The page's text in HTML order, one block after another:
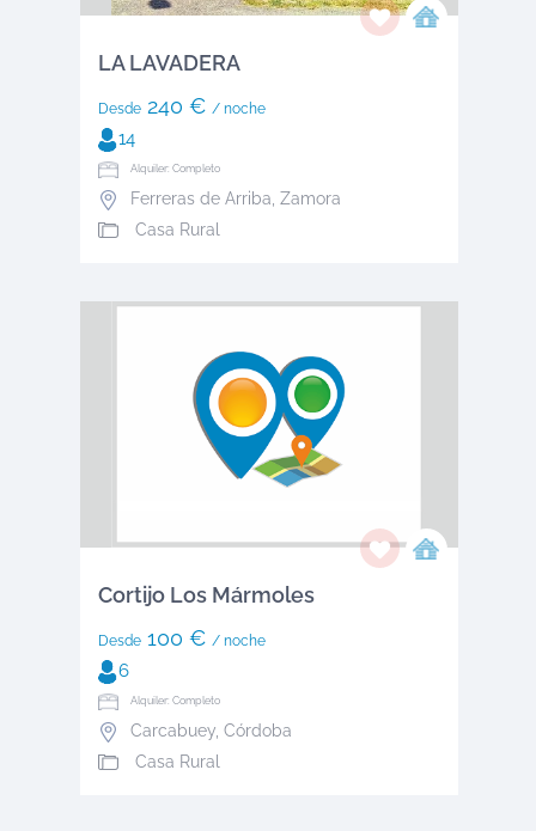
LA LAVADERA
Desde240 € / noche
14
Alquiler: Completo
Ferreras de Arriba, Zamora
Casa Rural
Cortijo Los Mármoles
Desde100 € / noche
6
Alquiler: Completo
Carcabuey, Córdoba
Casa Rural